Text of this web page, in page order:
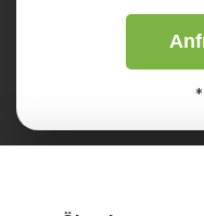
*